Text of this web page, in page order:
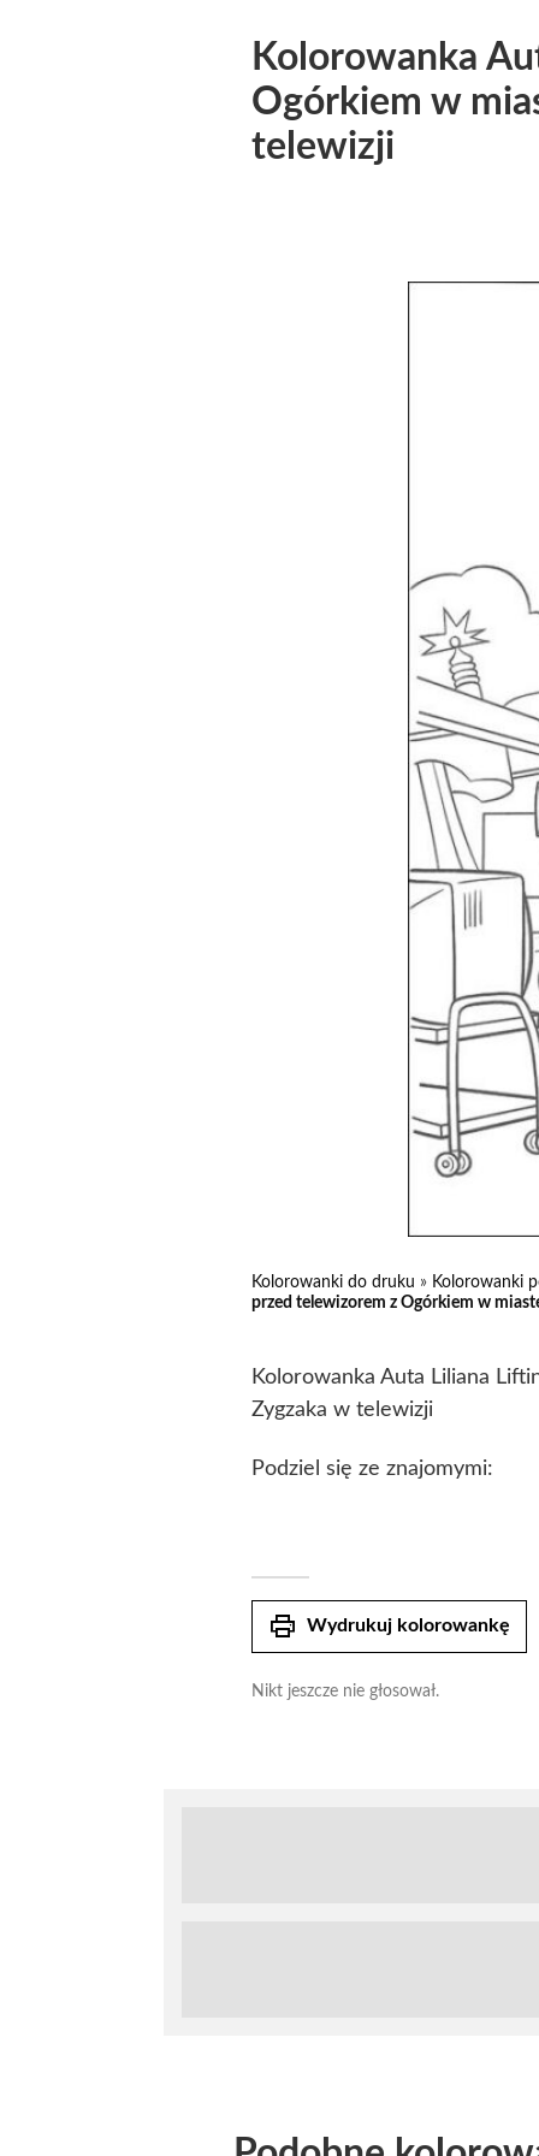
Kolorowanka
Ogórkiem w
telewizji
Kolorowanki do druku » Kolorowanki
przed telewizorem z Ogórkiem w
Kolorowanka Auta Liliana
Zygzaka w telewizji
Podziel się ze znajomymi:
print Wydrukuj kolorowankę
Nikt jeszcze nie głosował.